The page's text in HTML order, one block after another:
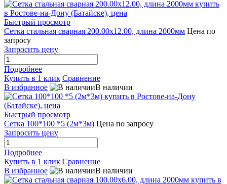
Быстрый просмотр
Сетка стальная сварная 200.00x12.00, длина 2000мм Цена по
запросу
Запросить цену
Подробнее
Купить в 1 клик Сравнение
В избранное
В наличии
Быстрый просмотр
Сетка 100*100 *5 (2м*3м) Цена по запросу
Запросить цену
Подробнее
Купить в 1 клик Сравнение
В избранное
В наличии